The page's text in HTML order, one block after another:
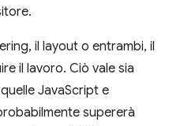
il layout o entrambi, il
il lavoro. Ciò vale sia
JavaScript e
supererà